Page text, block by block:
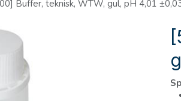
Buffer, teknisk, WTW, gul, pH 4,01